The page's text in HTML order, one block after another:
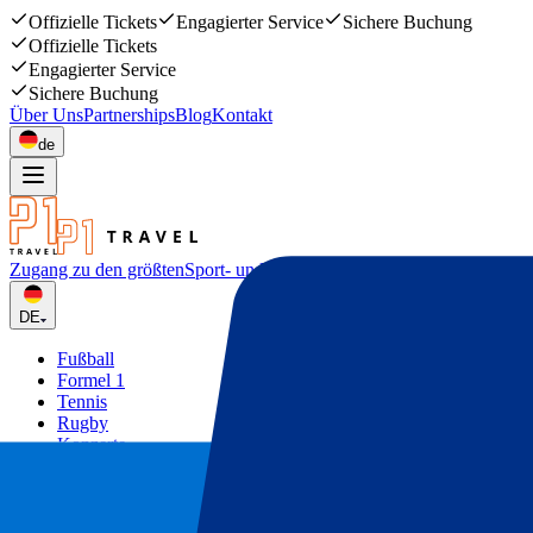
Offizielle Tickets Engagierter Service
Sichere Buchung
Offizielle Tickets
Engagierter Service
Sichere Buchung
Über UnsPartnershipsBlogKontakt
de
Zugang zu den größtenSport- und Musikevents
DE
Fußball
Formel 1
Tennis
Rugby
Konzerte